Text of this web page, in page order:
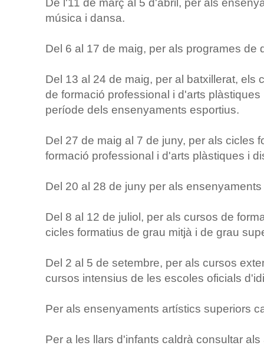
De l'11 de març al 5 d'abril, per als
música i dansa.
Del 6 al 17 de maig, per als programes de
Del 13 al 24 de maig, per al batxillerat, els
de formació professional i d'arts
període dels ensenyaments esportius.
Del 27 de maig al 7 de juny, per als cicles
formació professional i d'arts plàstiques i
Del 20 al 28 de juny per als
Del 8 al 12 de juliol, per als cursos de
cicles formatius de grau mitjà i de grau
Del 2 al 5 de setembre, per als cursos
cursos intensius de les escoles oficials
Per als ensenyaments artístics superiors
Per a les llars d'infants caldrà consultar